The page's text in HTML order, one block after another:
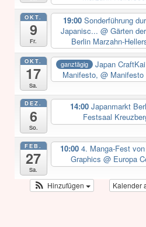
OKT.
9
Fr.
19:00Sonderführung
Japanisc... @ Gärten
Berlin Marzahn-
OKT.
17
Sa.
ganztägig
Japan
Manifesto,@
DEZ.
6
So.
14:00 Japanmarkt
Festsaal
FEB.
27
Sa.
10:00 4. Manga-Fest
Graphics @ Europa
Kalender
Hinzufügen